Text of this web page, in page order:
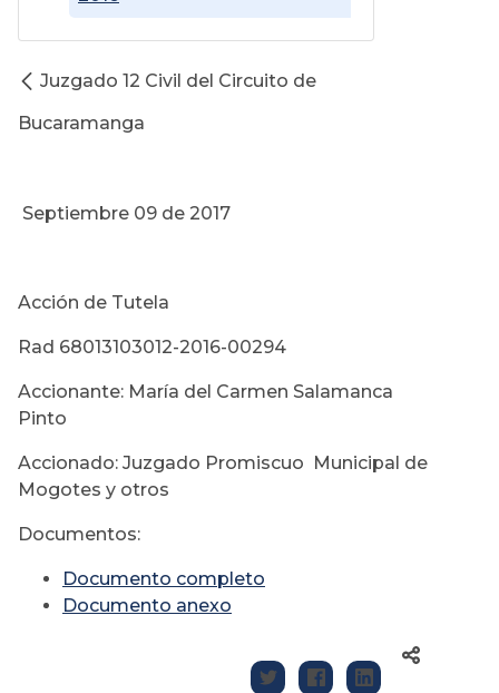
Juzgado 12 Civil del Circuito de
Bucaramanga
Septiembre 09 de 2017
Acción de Tutela
Rad 68013103012-2016-00294
Accionante: María del Carmen Salamanca
Pinto
Accionado: Juzgado Promiscuo Municipal de
Mogotes y otros
Documentos:
Documento completo
Documento anexo